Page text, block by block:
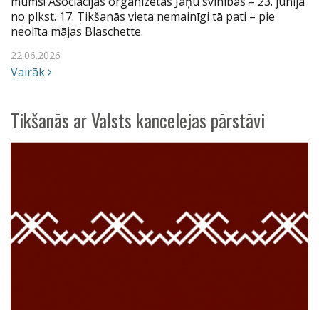
no plkst. 17. Tikšanās vieta nemainīgi tā pati – pie
neolīta mājas Blaschette.
22.06.2026
Vairāk
Tikšanās ar Valsts kancelejas pārstāvi